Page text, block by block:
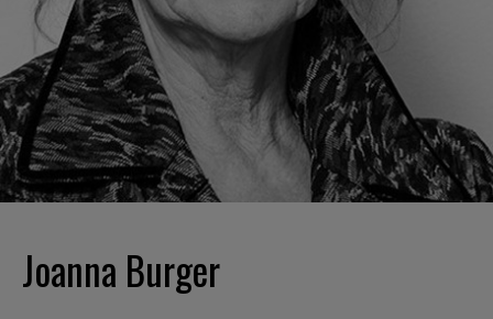
Joanna Burger